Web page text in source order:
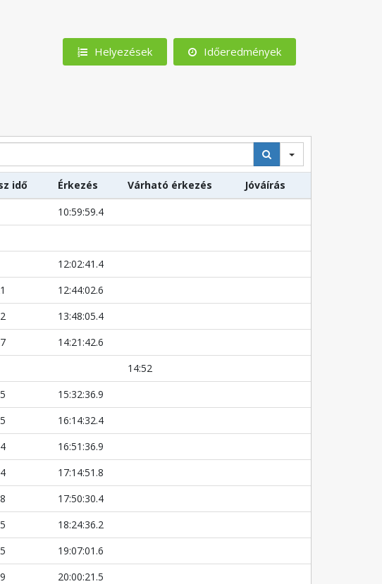
Helyezések Időeredmények
idő Érkezés Várható érkezés
Jóváírás
10:59:59.4
12:02:41.4
12:44:02.6
13:48:05.4
14:21:42.6
14:52
15:32:36.9
16:14:32.4
16:51:36.9
17:14:51.8
17:50:30.4
18:24:36.2
19:07:01.6
20:00:21.5